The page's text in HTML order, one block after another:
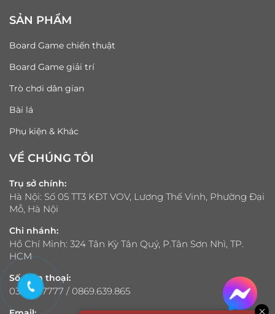
SẢN PHẨM
Board Game chiến thuật
Board Game giải trí
Trò chơi dân gian
Bài lá
Phụ kiện & Khác
VỀ CHÚNG TÔI
Trụ sở chính:
Hà Nội: Số 05 TT3 KĐT VOV, Lương Thế Vinh, Phường Đại
Mỗ, Hà Nội
Chi nhánh:
Hồ Chí Minh: 324 Tân Kỳ Tân Quý, P.Tân Sơn Nhì, TP.
HCM
Số điện thoại:
033.321.7777 / 0869.639.865